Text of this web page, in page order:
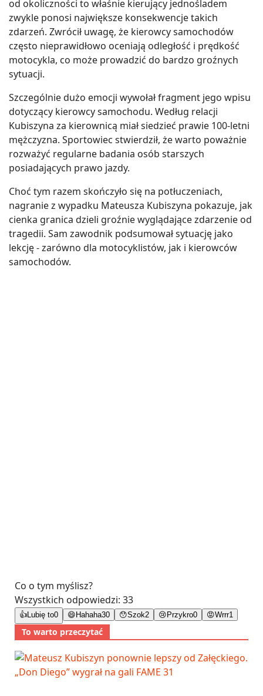
od okoliczności to właśnie kierujący jednośladem
zwykle ponosi największe konsekwencje takich
zdarzeń. Zwrócił uwagę, że kierowcy samochodów
często nieprawidłowo oceniają odległość i prędkość
motocykla, co może prowadzić do bardzo groźnych
sytuacji.
Szczególnie dużo emocji wywołał fragment jego wpisu
dotyczący kierowcy samochodu. Według relacji
Kubiszyna za kierownicą miał siedzieć prawie 100-letni
mężczyzna. Sportowiec stwierdził, że warto poważnie
rozważyć regularne badania osób starszych
posiadających prawo jazdy.
Choć tym razem skończyło się na potłuczeniach,
nagranie z wypadku Mateusza Kubiszyna pokazuje, jak
cienka granica dzieli groźnie wyglądające zdarzenie od
tragedii. Sam zawodnik podsumował sytuację jako
lekcję - zarówno dla motocyklistów, jak i kierowców
samochodów.
Co o tym myślisz?
Wszystkich odpowiedzi: 33
👍 Lubię to0 😄 Hahaha30 😯Szok2 😢 Przykro0 😡Wrrr1
To warto przeczytać